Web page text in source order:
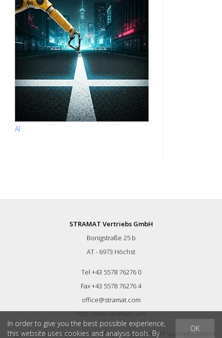
AI
STRAMAT Vertriebs GmbH
Bonigstraße 25 b
AT - 6973 Höchst
Tel +43 5578 76276 0
Fax +43 5578 76276 4
office@stramat.com
http://www.stramat.com
Legal Notice|Data protection|GTC| © bySTRAMAT Vertriebs GmbH
OK
In order to give you the best possible experience,
this website uses cookies and analysis tools. By